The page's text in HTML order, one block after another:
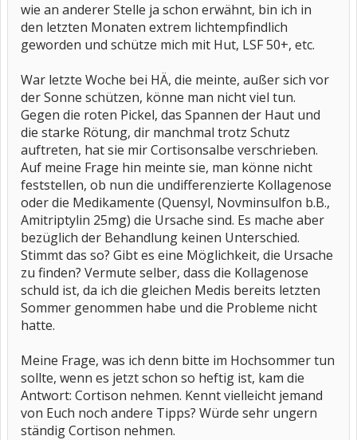
wie an anderer Stelle ja schon erwähnt, bin ich in
den letzten Monaten extrem lichtempfindlich
geworden und schütze mich mit Hut, LSF 50+, etc.
War letzte Woche bei HÄ, die meinte, außer sich vor
der Sonne schützen, könne man nicht viel tun.
Gegen die roten Pickel, das Spannen der Haut und
die starke Rötung, dir manchmal trotz Schutz
auftreten, hat sie mir Cortisonsalbe verschrieben.
Auf meine Frage hin meinte sie, man könne nicht
feststellen, ob nun die undifferenzierte Kollagenose
oder die Medikamente (Quensyl, Novminsulfon b.B.,
Amitriptylin 25mg) die Ursache sind. Es mache aber
bezüglich der Behandlung keinen Unterschied.
Stimmt das so? Gibt es eine Möglichkeit, die Ursache
zu finden? Vermute selber, dass die Kollagenose
schuld ist, da ich die gleichen Medis bereits letzten
Sommer genommen habe und die Probleme nicht
hatte.
Meine Frage, was ich denn bitte im Hochsommer tun
sollte, wenn es jetzt schon so heftig ist, kam die
Antwort: Cortison nehmen. Kennt vielleicht jemand
von Euch noch andere Tipps? Würde sehr ungern
ständig Cortison nehmen.